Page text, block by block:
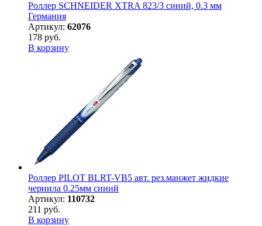
Роллер SCHNEIDER XTRA 823/3 синий, 0.3 мм
Германия
Артикул: 62076
178 руб.
В корзину
Роллер PILOT BLRT-VB5 авт. рез.манжет жидкие
чернила 0.25мм синий
Артикул: 110732
211 руб.
В корзину